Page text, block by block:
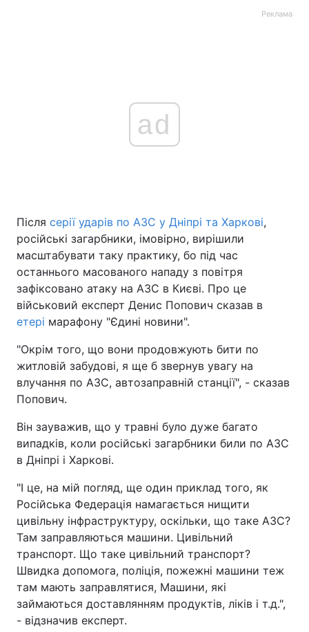
Реклама
ad
Після серії ударів по АЗС у Дніпрі та Харкові,
російські загарбники, імовірно, вирішили
масштабувати таку практику, бо під час
останнього масованого нападу з повітря
зафіксовано атаку на АЗС в Києві. Про це
військовий експерт Денис Попович сказав в
етері марафону "Єдині новини".
"Окрім того, що вони продовжують бити по
житловій забудові, я ще б звернув увагу на
влучання по АЗС, автозаправній станції", - сказав
Попович.
Він зауважив, що у травні було дуже багато
випадків, коли російські загарбники били по АЗС
в Дніпрі і Харкові.
"І це, на мій погляд, ще один приклад того, як
Російська Федерація намагається нищити
цивільну інфраструктуру, оскільки, що таке АЗС?
Там заправляються машини. Цивільний
транспорт. Що таке цивільний транспорт?
Швидка допомога, поліція, пожежні машини теж
там мають заправлятися, Машини, які
займаються доставлянням продуктів, ліків і т.д.",
- відзначив експерт.